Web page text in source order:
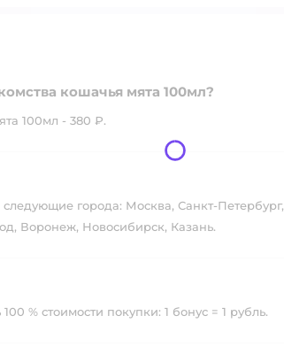
кошачья мята 100мл?
100мл - 380 ₽.
города: Москва, Санкт-Петербург,
Воронеж, Новосибирск, Казань.
% стоимости покупки: 1 бонус = 1 рубль.